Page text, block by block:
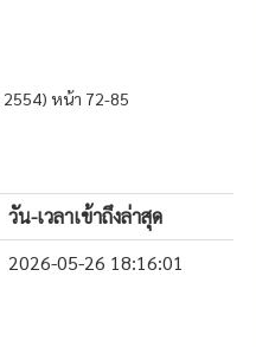
หน้า 72-85
วัน-เวลาเข้าถึงล่าสุด
2026-05-26 18:16:01